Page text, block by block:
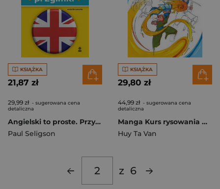
KSIĄŻKA
21,87 zł
29,99 zł - sugerowana cena
detaliczna
Angielski to proste. Przyimki wyd. 2025
Paul Seligson
KSIĄŻKA
29,80 zł
44,99 zł - sugerowana cena
detaliczna
Manga Kurs rysowania wyd. 2025
Huy Ta Van
z 6